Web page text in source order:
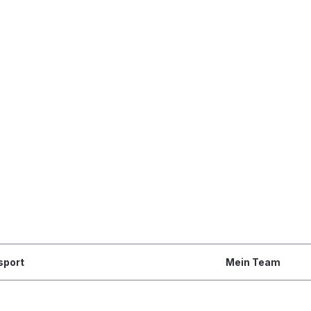
Mein Team